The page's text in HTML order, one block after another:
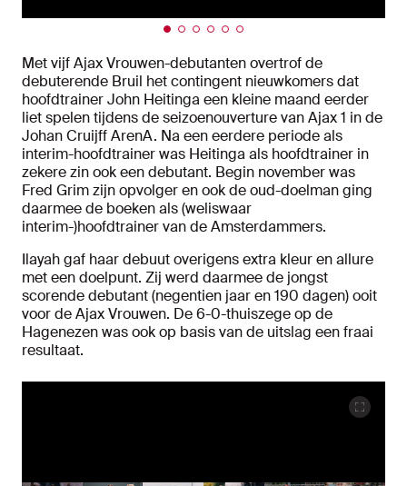
Met vijf Ajax Vrouwen-debutanten overtrof de
debuterende Bruil het contingent nieuwkomers dat
hoofdtrainer John Heitinga een kleine maand eerder
liet spelen tijdens de seizoenouverture van Ajax 1 in de
Johan Cruijff ArenA. Na een eerdere periode als
interim-hoofdtrainer was Heitinga als hoofdtrainer in
zekere zin ook een debutant. Begin november was
Fred Grim zijn opvolger en ook de oud-doelman ging
daarmee de boeken als (weliswaar
interim-)hoofdtrainer van de Amsterdammers.
Ilayah gaf haar debuut overigens extra kleur en allure
met een doelpunt. Zij werd daarmee de jongst
scorende debutant (negentien jaar en 190 dagen) ooit
voor de Ajax Vrouwen. De 6-0-thuiszege op de
Hagenezen was ook op basis van de uitslag een fraai
resultaat.